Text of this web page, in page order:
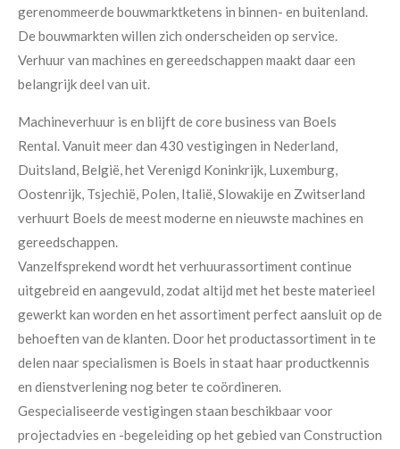
gerenommeerde bouwmarktketens in binnen- en buitenland.
De bouwmarkten willen zich onderscheiden op service.
Verhuur van machines en gereedschappen maakt daar een
belangrijk deel van uit.
Machineverhuur is en blijft de core business van Boels
Rental. Vanuit meer dan 430 vestigingen in Nederland,
Duitsland, België, het Verenigd Koninkrijk, Luxemburg,
Oostenrijk, Tsjechië, Polen, Italië, Slowakije en Zwitserland
verhuurt Boels de meest moderne en nieuwste machines en
gereedschappen.
Vanzelfsprekend wordt het verhuurassortiment continue
uitgebreid en aangevuld, zodat altijd met het beste materieel
gewerkt kan worden en het assortiment perfect aansluit op de
behoeften van de klanten. Door het productassortiment in te
delen naar specialismen is Boels in staat haar productkennis
en dienstverlening nog beter te coördineren.
Gespecialiseerde vestigingen staan beschikbaar voor
projectadvies en -begeleiding op het gebied van Construction